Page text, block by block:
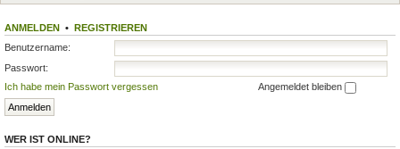
ANMELDEN • REGISTRIEREN
Benutzername:
Passwort:
Ich habe mein Passwort vergessen
Angemeldet bleiben
WER IST ONLINE?